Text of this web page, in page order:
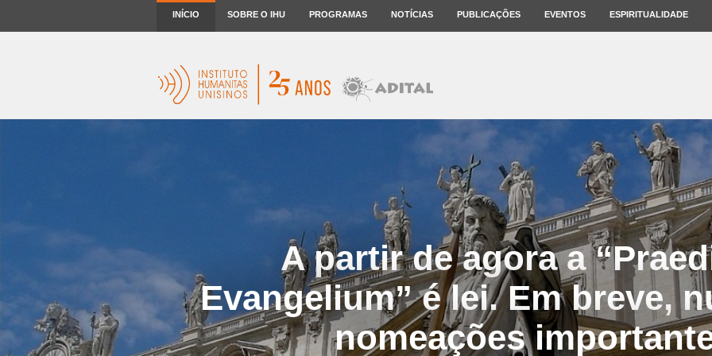
INÍCIO SOBRE O IHU PROGRAMAS NOTÍCIAS PUBLICAÇÕES EVENTOS ESPIRITUALIDADE
A partir de agora a
Evangelium” é lei. Em breve,
nomeações